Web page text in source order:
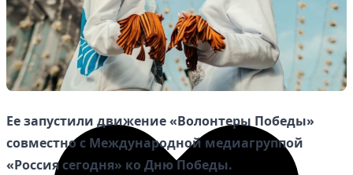
Избранное
Ее запустили движение «Волонтеры Победы»
совместно с Международной медиагруппой
«Россия сегодня» ко Дню Победы.